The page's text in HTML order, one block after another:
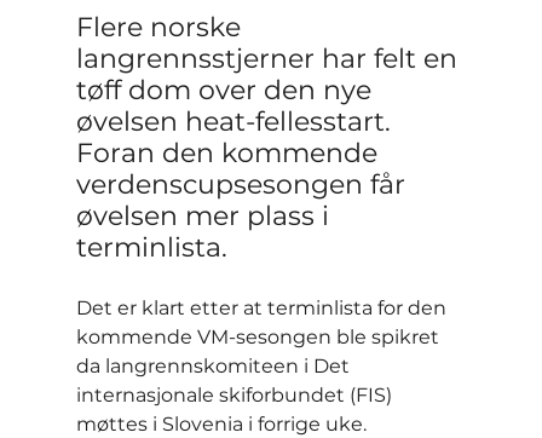
Flere norske
langrennsstjerner har felt en
tøff dom over den nye
øvelsen heat-fellesstart.
Foran den kommende
verdenscupsesongen får
øvelsen mer plass i
terminlista.
Det er klart etter at terminlista for den
kommende VM-sesongen ble spikret
da langrennskomiteen i Det
internasjonale skiforbundet (FIS)
møttes i Slovenia i forrige uke.